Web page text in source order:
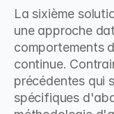
La sixième
une approche
comportements
continue.
précédentes qui
spécifiques